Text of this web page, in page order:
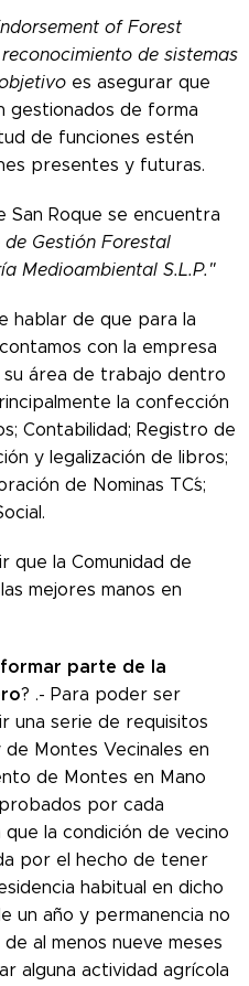
of Forest
de sistemas
es asegurar que
gestionados de forma
de funciones estén
presentes y futuras.
San Roque se encuentra
de Gestión Forestal
Medioambiental S.L.P."
hablar de que para la
con la empresa
su área de trabajo dentro
la confección
Contabilidad; Registro de
y legalización de libros;
de Nominas TC´s;
que la Comunidad de
mejores manos en
parte de la
? .- Para poder ser
una serie de requisitos
Montes Vecinales en
de Montes en Mano
por cada
la condición de vecino
por el hecho de tener
habitual en dicho
un año y permanencia no
al menos nueve meses
alguna actividad agrícola